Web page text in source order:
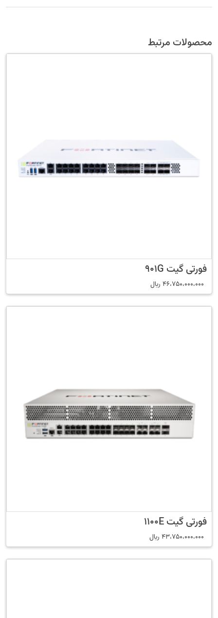
محصولات مرتبط
فورتی گیت 901G
46،750،000،000 ﷼
فورتی گیت 1100E
43،750،000،000 ﷼